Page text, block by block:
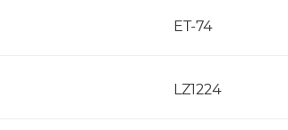
ET-74
LZ1224